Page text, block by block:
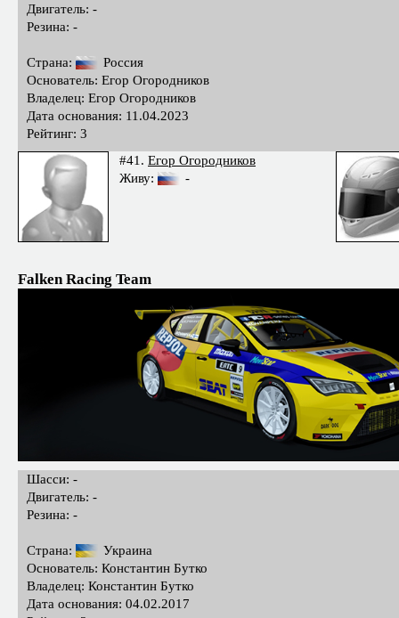
Двигатель: -
Резина: -
Страна:
Россия
Основатель: Егор Огородников
Владелец: Егор Огородников
Дата основания: 11.04.2023
Рейтинг: 3
#41. Егор Огородников
Живу:
-
Falken Racing Team
Шасси: -
Двигатель: -
Резина: -
Страна:
Украина
Основатель: Константин Бутко
Владелец: Константин Бутко
Дата основания: 04.02.2017